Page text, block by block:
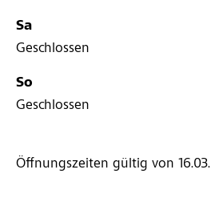
Sa
Geschlossen
So
Geschlossen
Öffnungszeiten gültig von 16.03.